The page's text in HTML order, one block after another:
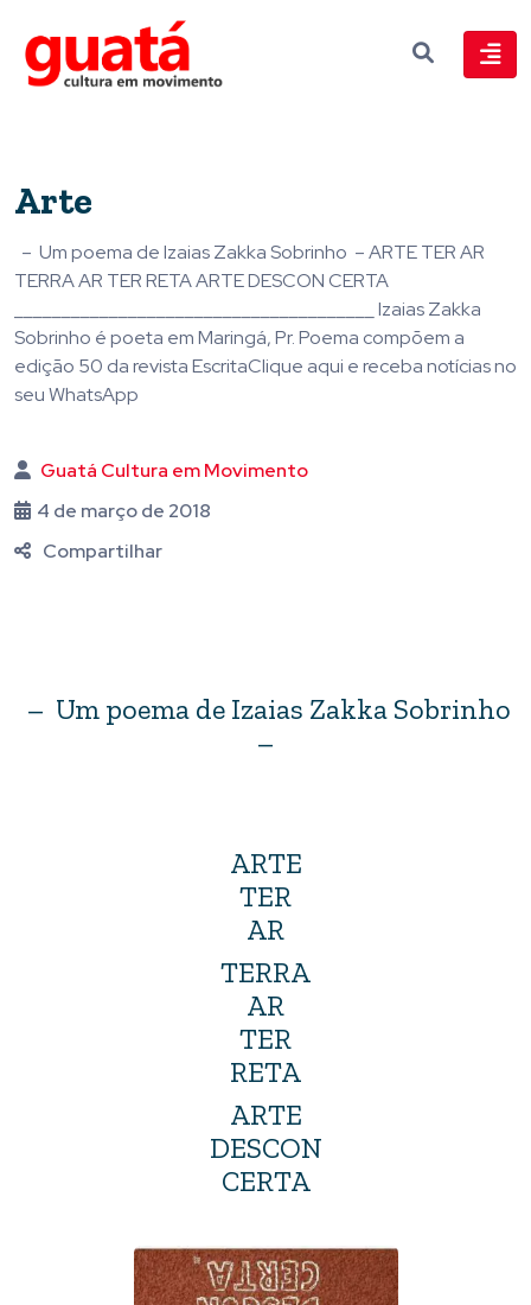
Arte
– Um poema de Izaias Zakka Sobrinho – ARTE TER AR
TERRA AR TER RETA ARTE DESCON CERTA
______________________________________ Izaias Zakka
Sobrinho é poeta em Maringá, Pr. Poema compõem a
edição 50 da revista EscritaClique aqui e receba notícias no
seu WhatsApp
Guatá Cultura em Movimento
4 de março de 2018
Compartilhar
– Um poema de Izaias Zakka Sobrinho
–
ARTE
TER
AR
TERRA
AR
TER
RETA
ARTE
DESCON
CERTA